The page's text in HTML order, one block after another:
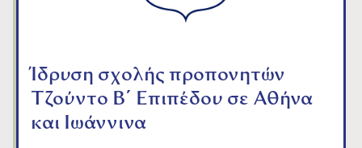
Ίδρυση σχολής προπονητών
Τζούντο Β΄ Επιπέδου σε Αθήνα
και Ιωάννινα